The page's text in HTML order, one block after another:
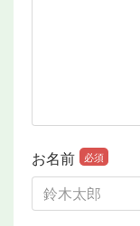
お名前 必須